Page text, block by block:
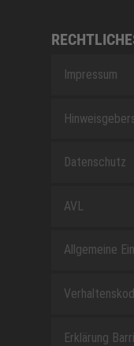
Impressum
Datenschutz
AVL
Allgemeine
Erklärung